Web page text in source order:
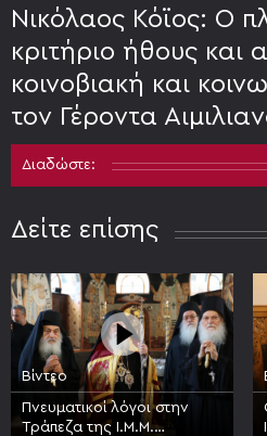
Νικόλαος Κόϊος: Ο
κριτήριο ήθους και
κοινοβιακή και
τον Γέροντα
Διαδώστε:
Δείτε επίσης
Βίντεο
Πνευματικοί λόγοι στην
Τράπεζα της Ι.Μ.Μ.